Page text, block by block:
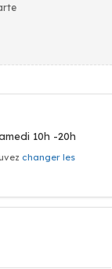
10h -20h
changer les